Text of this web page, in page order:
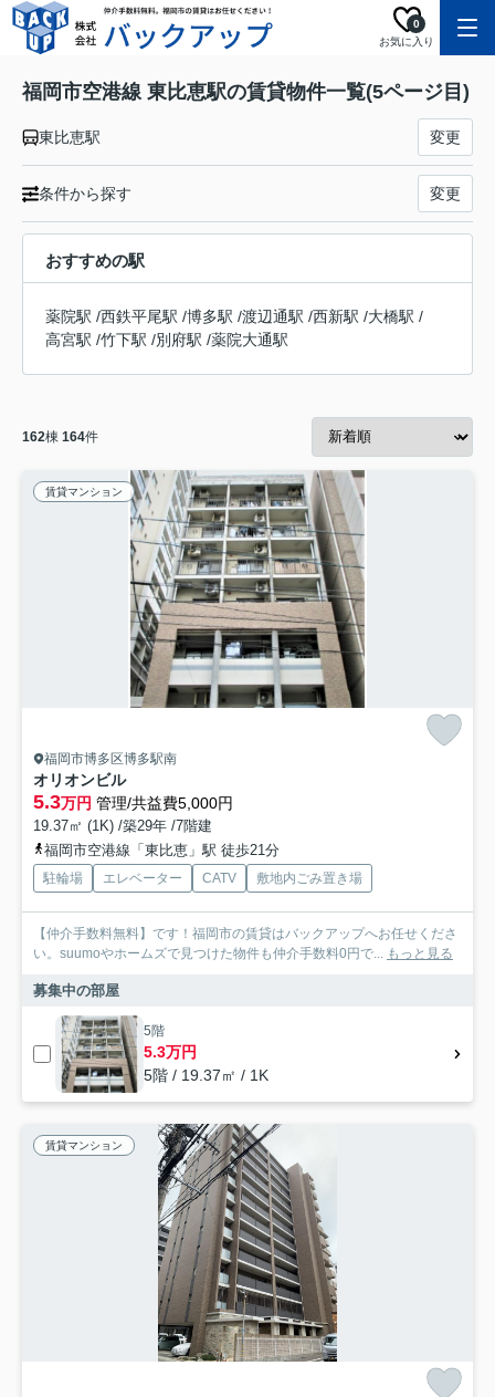
お気に入り
0
福岡市空港線 東比恵駅の賃貸物件一覧(5ページ目)
東比恵駅 変更
条件から探す 変更
おすすめの駅
薬院駅 /西鉄平尾駅 /博多駅 /渡辺通駅 /西新駅 /大橋駅 /
高宮駅 /竹下駅 /別府駅 /薬院大通駅
162棟 164件
賃貸マンション
福岡市博多区博多駅南
オリオンビル
5.3万円 管理/共益費5,000円
19.37㎡ (1K) /築29年 /7階建
福岡市空港線「東比恵」駅 徒歩21分
駐輪場 エレベーター CATV 敷地内ごみ置き場
【仲介手数料無料】です！福岡市の賃貸はバックアップへお任せくださ
い。suumoやホームズで見つけた物件も仲介手数料0円で... もっと見る
募集中の部屋
5階
5.3万円
5階 / 19.37㎡ / 1K
賃貸マンション